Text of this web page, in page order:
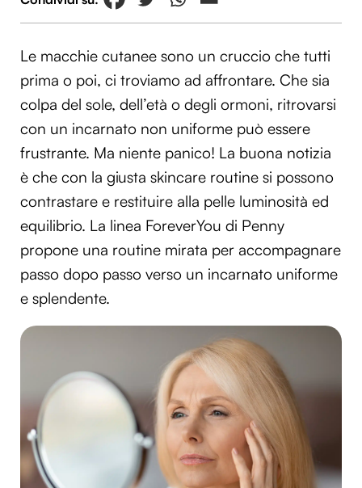
Le macchie cutanee sono un cruccio che tutti
prima o poi, ci troviamo ad affrontare. Che sia
colpa del sole, dell’età o degli ormoni, ritrovarsi
con un incarnato non uniforme può essere
frustrante. Ma niente panico! La buona notizia
è che con la giusta skincare routine si possono
contrastare e restituire alla pelle luminosità ed
equilibrio. La linea ForeverYou di Penny
propone una routine mirata per accompagnare
passo dopo passo verso un incarnato uniforme
e splendente.